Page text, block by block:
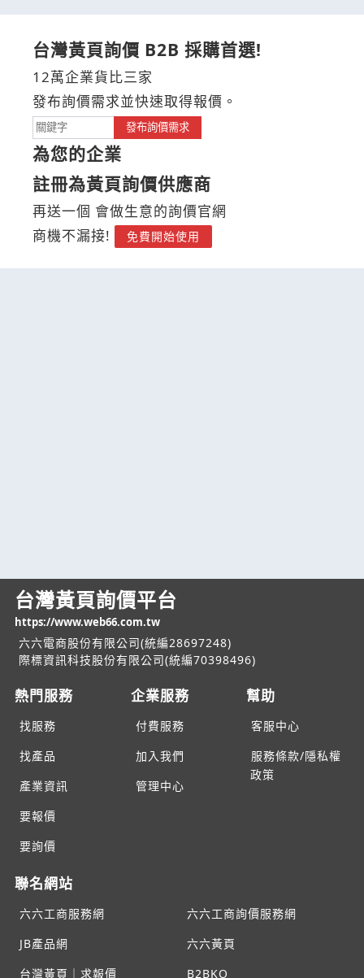
台灣黃頁詢價 B2B 採購首選!
12萬企業貨比三家
發布詢價需求並快速取得報價。
發布詢價需求
為您的企業
註冊為黃頁詢價供應商
再送一個 會做生意的詢價官網
商機不漏接!
免費開始使用
台灣黃頁詢價平台
https://www.web66.com.tw
六六電商股份有限公司(統編28697248)
際標資訊科技股份有限公司(統編70398496)
熱門服務
找服務
找產品
產業資訊
要報價
要詢價
企業服務
付費服務
加入我們
管理中心
幫助
客服中心
服務條款/隱私權
政策
聯名網站
六六工商服務網
六六工商詢價服務網
JB產品網
六六黃頁
台灣黃頁｜求報價
B2BKO